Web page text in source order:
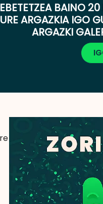
BAINO
ARGAZKIA IGO
ARGAZKI